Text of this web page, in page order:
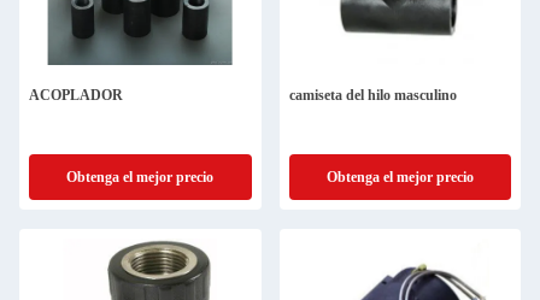
ACOPLADOR
Obtenga el mejor precio
camiseta del hilo masculino
Obtenga el mejor precio